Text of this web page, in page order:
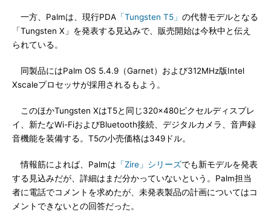
一方、Palmは、現行PDA 「Tungsten T5」 の代替モデルとなる
「Tungsten X」を発表する見込みで、販売開始は今秋中と伝え
られている。
同製品にはPalm OS 5.4.9（Garnet）および312MHz版Intel
Xscaleプロセッサが採用されるもよう。
このほかTungsten XはT5と同じ320×480ピクセルディスプレ
イ、新たなWi-FiおよびBluetooth接続、デジタルカメラ、音声録
音機能を装備する。T5の小売価格は349ドル。
情報筋によれば、Palmは 「Zire」シリーズでも新モデルを発表
する見込みだが、詳細はまだ分かっていないという。Palm担当
者に電話でコメントを求めたが、未発表製品の計画についてはコ
メントできないとの回答だった。